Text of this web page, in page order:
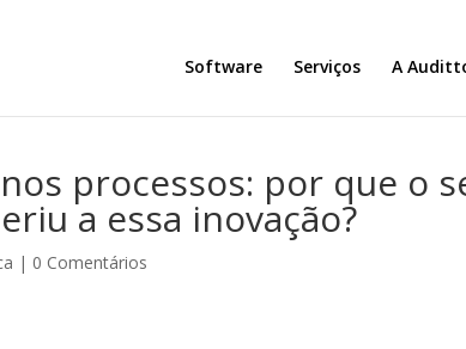
Software Serviços A
processos: por que o
a essa inovação?
| 0 Comentários